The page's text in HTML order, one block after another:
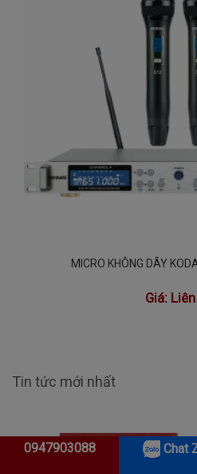
MICRO KHÔNG DÂY
Giá:
Tin tức mới nhất
0947903088 Chat